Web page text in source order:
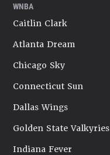
WNBA
Caitlin Clark
Atlanta Dream
Chicago Sky
Connecticut Sun
Dallas Wings
Golden State Valkyries
Indiana Fever